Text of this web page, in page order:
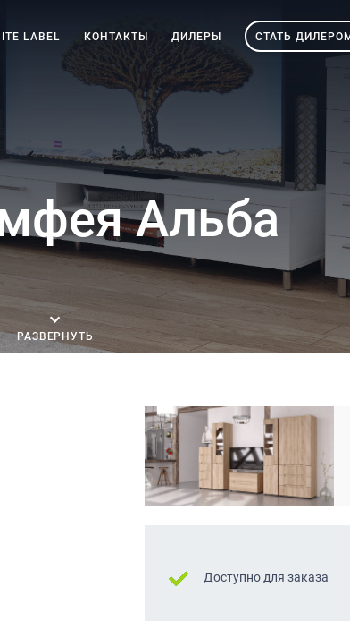
LABEL КОНТАКТЫ ДИЛЕРЫ СТАТЬ
Альба
РАЗВЕРНУТЬ
Доступно для заказа